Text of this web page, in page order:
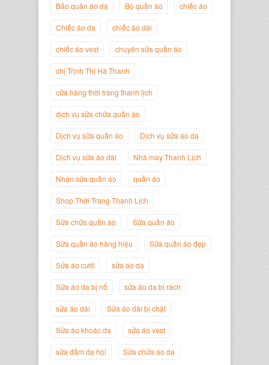
Trịnh Thị Hà Thanh
Trang Thanh Lịch
Nguyễn Minh Đức
Giám Đốc Công ty Cây Xanh Gia
Nguyễn
Bảo quản áo da Bộ quần áo chiếc áo
Chiếc áo da chiếc áo dài
chiếc áo vest chuyên sửa quần áo
chị Trịnh Thị Hà Thanh
cửa hàng thời trang thanh lịch
dịch vụ sửa chữa quần áo
Dịch vụ sửa quần áo Dịch vụ sửa áo da
Dịch vụ sửa áo dài Nhà may Thanh Lịch
Nhận sửa quần áo quần áo
Shop Thời Trang Thanh Lịch
Sửa chữa quần áo Sửa quần áo
Sửa quần áo hàng hiệu Sửa quần áo đẹp
Sửa áo cưới sửa áo da
Sửa áo da bị nổ sửa áo da bị rách
sửa áo dài Sửa áo dài bị chật
Sửa áo khoác da sửa áo vest
sửa đầm dạ hội Sữa chữa áo da